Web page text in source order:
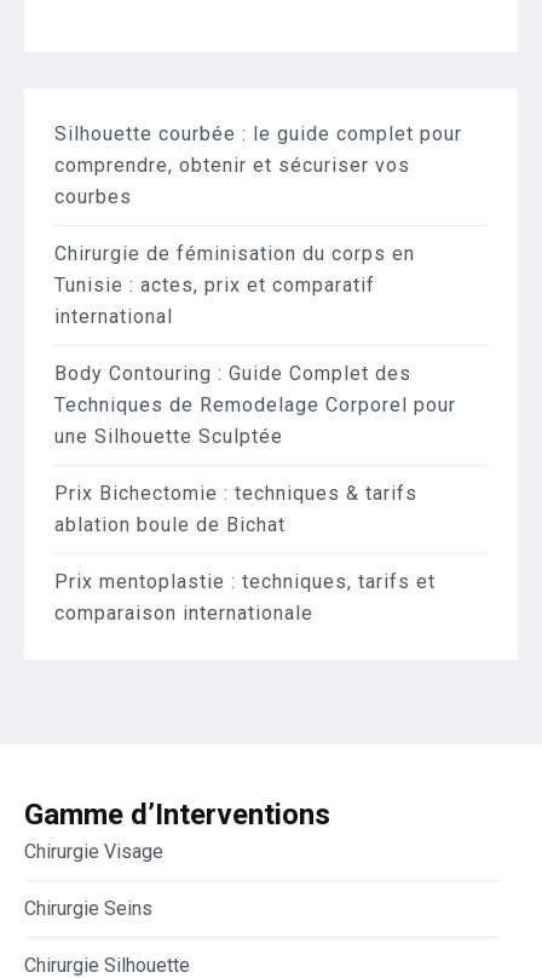
Silhouette courbée : le guide complet pour
comprendre, obtenir et sécuriser vos
courbes
Chirurgie de féminisation du corps en
Tunisie : actes, prix et comparatif
international
Body Contouring : Guide Complet des
Techniques de Remodelage Corporel pour
une Silhouette Sculptée
Prix Bichectomie : techniques & tarifs
ablation boule de Bichat
Prix mentoplastie : techniques, tarifs et
comparaison internationale
Gamme d’Interventions
Chirurgie Visage
Chirurgie Seins
Chirurgie Silhouette